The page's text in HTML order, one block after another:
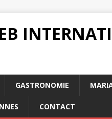
GASTRONOMIE
CONTACT